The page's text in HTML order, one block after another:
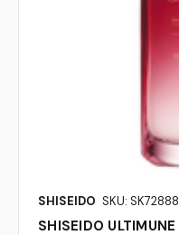
SHISEIDO SKU: SK72888
SHISEIDO